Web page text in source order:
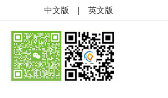
中文版 | 英文版